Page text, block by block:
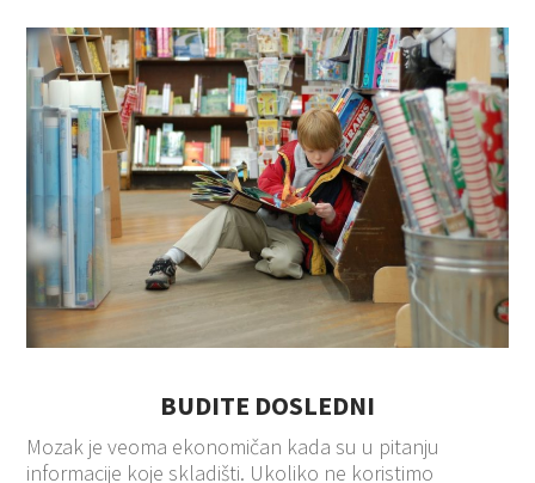
BUDITE DOSLEDNI
Mozak je veoma ekonomičan kada su u pitanju
informacije koje skladišti. Ukoliko ne koristimo